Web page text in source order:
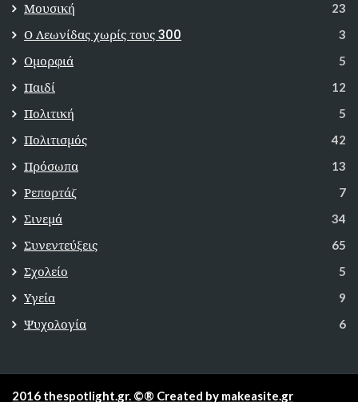
Μουσική 23
Ο Λεωνίδας χωρίς τους 300 3
Ομορφιά 5
Παιδί 12
Πολιτική 5
Πολιτισμός 42
Πρόσωπα 13
Ρεπορτάζ 7
Σινεμά 34
Συνεντεύξεις 65
Σχολείο 5
Υγεία 9
Ψυχολογία 6
2016 thespotlight.gr. ©® Created by makeasite.gr